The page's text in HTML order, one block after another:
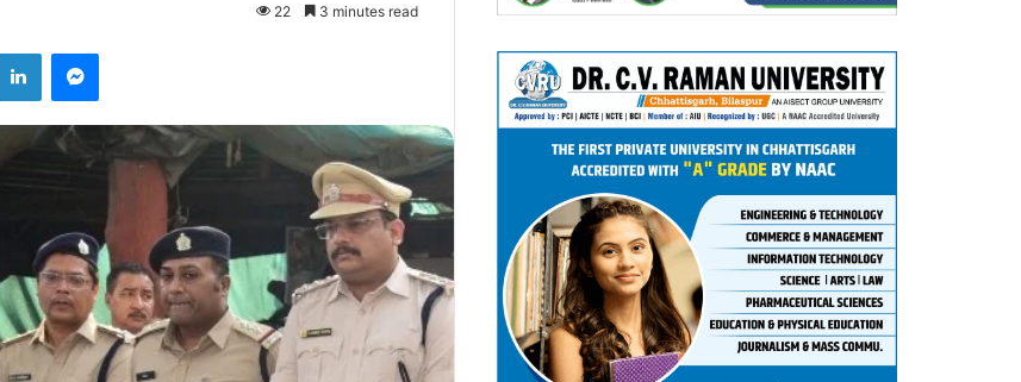
22 3 minutes read
LinkedInMessenger